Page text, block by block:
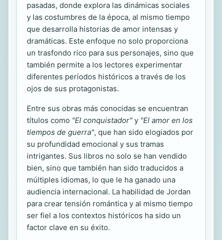
pasadas, donde explora las dinámicas sociales
y las costumbres de la época, al mismo tiempo
que desarrolla historias de amor intensas y
dramáticas. Este enfoque no solo proporciona
un trasfondo rico para sus personajes, sino que
también permite a los lectores experimentar
diferentes períodos históricos a través de los
ojos de sus protagonistas.
Entre sus obras más conocidas se encuentran
títulos como "El conquistador" y "El amor en los
tiempos de guerra", que han sido elogiados por
su profundidad emocional y sus tramas
intrigantes. Sus libros no solo se han vendido
bien, sino que también han sido traducidos a
múltiples idiomas, lo que le ha ganado una
audiencia internacional. La habilidad de Jordan
para crear tensión romántica y al mismo tiempo
ser fiel a los contextos históricos ha sido un
factor clave en su éxito.